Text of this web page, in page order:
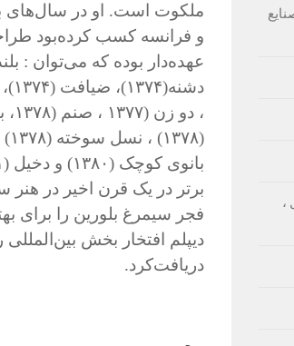
ملکوت است. او در سال‌های
و فرانسه کسب کرده‌بود
،
بانوی کوچک (۱۳۸۰) و دخیل (۱۳۸۱ را نام‌برد.
دیپلم افتخار بخش
دریافت‌کرد.
،